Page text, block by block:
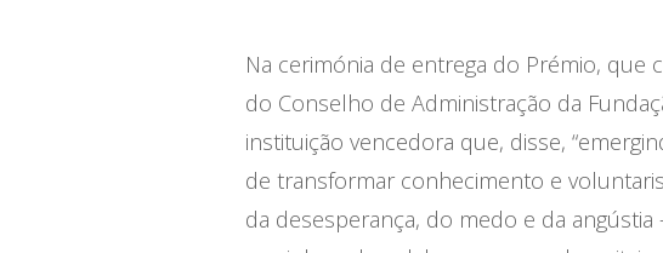
Na cerimónia de entrega do Prémio, que
do Conselho de Administração da
instituição vencedora que, disse,
de transformar conhecimento e
da desesperança, do medo e da